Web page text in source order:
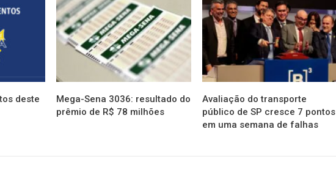
deste
Mega-Sena 3036: resultado do
prêmio de R$ 78 milhões
Avaliação do transporte
público de SP cresce 7 pontos
em uma semana de falhas